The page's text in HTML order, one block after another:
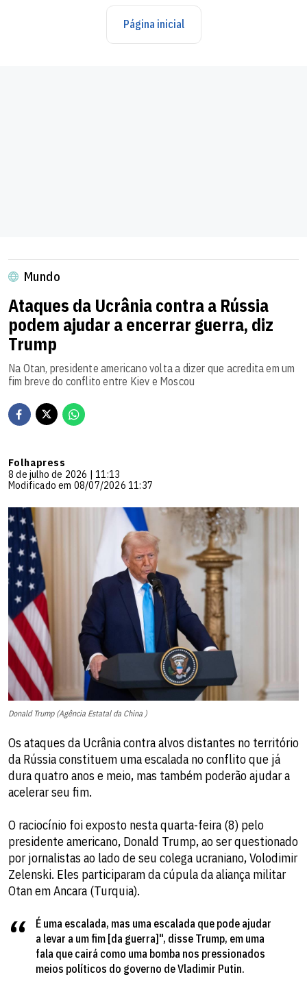
Página inicial
Mundo
Ataques da Ucrânia contra a Rússia
podem ajudar a encerrar guerra, diz
Trump
Na Otan, presidente americano volta a dizer que acredita em um
fim breve do conflito entre Kiev e Moscou
Folhapress
8 de julho de 2026 | 11:13
Modificado em 08/07/2026 11:37
Donald Trump (Agência Estatal da China )
Os ataques da Ucrânia contra alvos distantes no território
da Rússia constituem uma escalada no conflito que já
dura quatro anos e meio, mas também poderão ajudar a
acelerar seu fim.
O raciocínio foi exposto nesta quarta-feira (8) pelo
presidente americano, Donald Trump, ao ser questionado
por jornalistas ao lado de seu colega ucraniano, Volodimir
Zelenski. Eles participaram da cúpula da aliança militar
Otan em Ancara (Turquia).
É uma escalada, mas uma escalada que pode ajudar
a levar a um fim [da guerra]", disse Trump, em uma
fala que cairá como uma bomba nos pressionados
meios políticos do governo de Vladimir Putin.